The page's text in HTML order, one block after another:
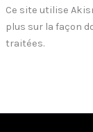
Ce site utilise
plus sur la façon
traitées.